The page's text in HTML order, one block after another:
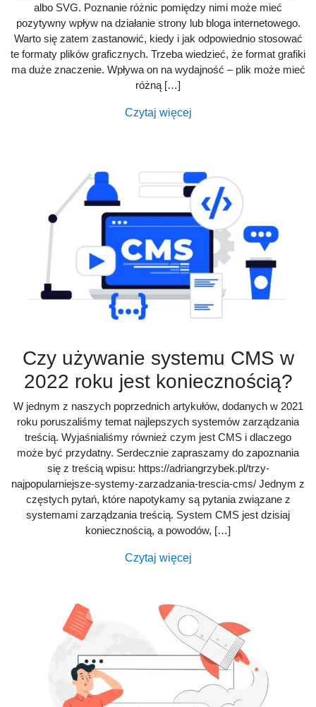
albo SVG. Poznanie różnic pomiędzy nimi może mieć
pozytywny wpływ na działanie strony lub bloga internetowego.
Warto się zatem zastanowić, kiedy i jak odpowiednio stosować
te formaty plików graficznych. Trzeba wiedzieć, że format grafiki
ma duże znaczenie. Wpływa on na wydajność – plik może mieć
różną […]
Czytaj więcej
Czy używanie systemu CMS w
2022 roku jest koniecznością?
W jednym z naszych poprzednich artykułów, dodanych w 2021
roku poruszaliśmy temat najlepszych systemów zarządzania
treścią. Wyjaśnialiśmy również czym jest CMS i dlaczego
może być przydatny. Serdecznie zapraszamy do zapoznania
się z treścią wpisu: https://adriangrzybek.pl/trzy-
najpopularniejsze-systemy-zarzadzania-trescia-cms/ Jednym z
częstych pytań, które napotykamy są pytania związane z
systemami zarządzania treścią. System CMS jest dzisiaj
koniecznością, a powodów, […]
Czytaj więcej